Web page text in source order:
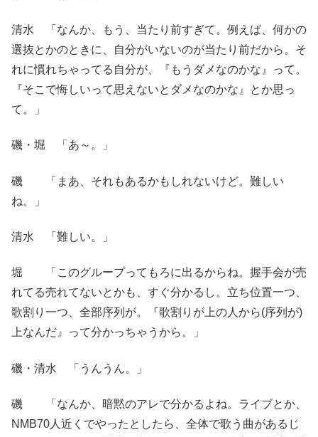
清水 「なんか、もう、当たり前すぎて。例えば、何かの
選抜とかのときに、自分がいないのが当たり前だから。そ
れに慣れちゃってる自分が、『もうダメなのかな』って。
『そこで悔しいって思えないとダメなのかな』とか思っ
て。」
磯・堀 「あ～。」
磯 「まあ、それもあるかもしれないけど。難しい
ね。」
清水 「難しい。」
堀 「このグループってもろに出るからね。握手会が売
れてる売れてないとかも、すぐ分かるし。立ち位置一つ、
歌割り一つ、全部序列が。『歌割りが上の人から(序列が)
上なんだ』って分かっちゃうから。」
磯・清水 「うんうん。」
磯 「なんか、暗黙のアレで分かるよね。ライブとか、
NMB70人近くでやったとしたら、全体で歌う曲があるじ